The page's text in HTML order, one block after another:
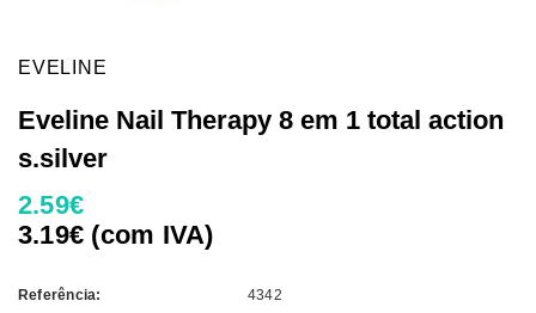
EVELINE
Eveline Nail Therapy 8 em 1 total action
s.silver
2.59€
3.19€ (com IVA)
Referência:
4342